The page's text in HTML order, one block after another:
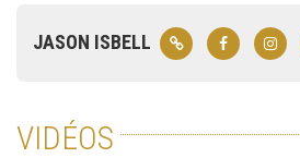
JASON ISBELL
VIDÉOS